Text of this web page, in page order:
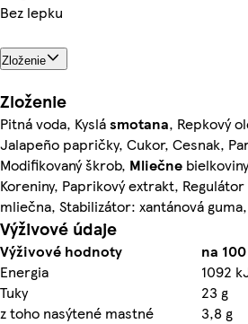
Bez lepku
Zloženie
Zloženie
Pitná voda, Kyslásmotana, Repkový
Jalapeño papričky, Cukor, Cesnak,
Modifikovaný škrob, Mliečne
Koreniny, Paprikový extrakt,
mliečna, Stabilizátor: xantánová
Výživové údaje
Výživové hodnoty
na
Energia
1092
Tuky
23 g
z toho nasýtené mastné
3,8 g